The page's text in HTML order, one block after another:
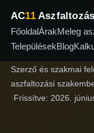
AC11Aszfaltozás
FőoldalÁrakMeleg
TelepülésekBlog
Szerző és szakmai
aszfaltozási
·Frissítve: 2026.